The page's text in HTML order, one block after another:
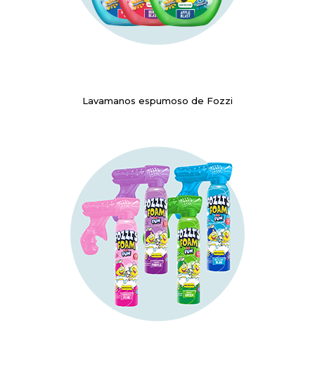
Lavamanos espumoso de Fozzi